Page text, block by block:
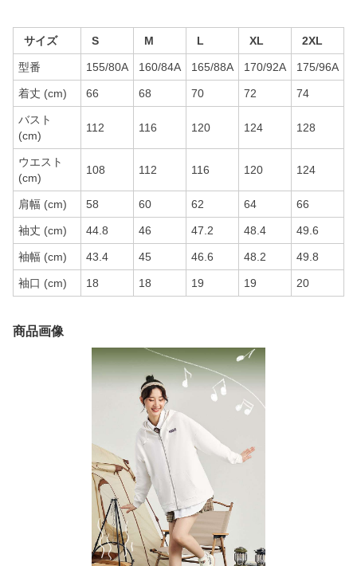
サイズ S M L XL 2XL
型番 155/80A 160/84A 165/88A 170/92A 175/96A
着丈 (cm) 66 68 70 72 74
バスト
(cm)
112 116 120 124 128
ウエスト
(cm)
108 112 116 120 124
肩幅 (cm) 58 60 62 64 66
袖丈 (cm) 44.8 46 47.2 48.4 49.6
袖幅 (cm) 43.4 45 46.6 48.2 49.8
袖口 (cm) 18 18 19 19 20
商品画像